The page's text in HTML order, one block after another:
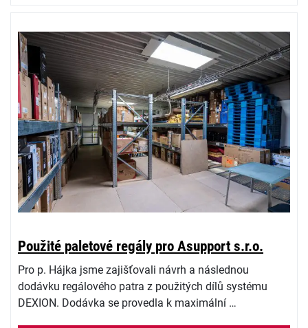
Použité paletové regály pro Asupport s.r.o.
Pro p. Hájka jsme zajišťovali návrh a následnou
dodávku regálového patra z použitých dílů systému
DEXION. Dodávka se provedla k maximální …